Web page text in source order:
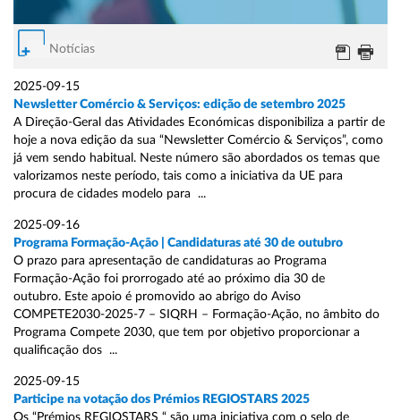
Notícias
2025-09-15
Newsletter Comércio & Serviços: edição de setembro 2025
A Direção-Geral das Atividades Económicas disponibiliza a partir de
hoje a nova edição da sua “Newsletter Comércio & Serviços”, como
já vem sendo habitual. Neste número são abordados os temas que
valorizamos neste período, tais como a iniciativa da UE para
procura de cidades modelo para ...
2025-09-16
Programa Formação-Ação | Candidaturas até 30 de outubro
O prazo para apresentação de candidaturas ao Programa
Formação-Ação foi prorrogado até ao próximo dia 30 de
outubro. Este apoio é promovido ao abrigo do Aviso
COMPETE2030-2025-7 – SIQRH – Formação-Ação, no âmbito do
Programa Compete 2030, que tem por objetivo proporcionar a
qualificação dos ...
2025-09-15
Participe na votação dos Prémios REGIOSTARS 2025